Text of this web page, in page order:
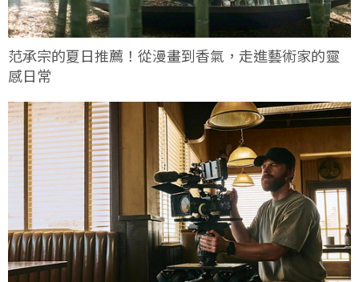
范承宗的夏日推薦！從漫畫到香氣，走進藝術家的靈
感日常